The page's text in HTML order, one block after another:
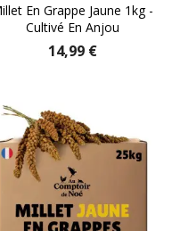
En Grappe Jaune 1kg -
Cultivé En Anjou
14,99 €